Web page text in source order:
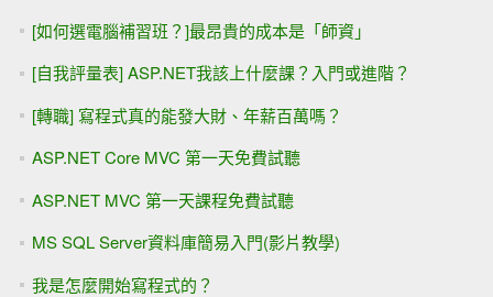
[如何選電腦補習班？]最昂貴的成本是「師資」
[自我評量表] ASP.NET我該上什麼課？入門或進階？
[轉職] 寫程式真的能發大財、年薪百萬嗎？
ASP.NET Core MVC 第一天免費試聽
ASP.NET MVC 第一天課程免費試聽
MS SQL Server資料庫簡易入門(影片教學)
我是怎麼開始寫程式的？